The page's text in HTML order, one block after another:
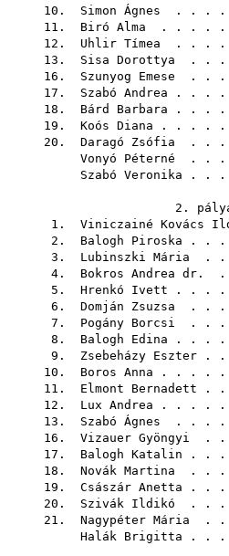
10. Simon Ágnes . . . . .
11. Biró Alma . . . .
12. Uhlir Tímea . . .
13. Sisa Dorottya . .
16. Szunyog Emese . . . .
17. Szabó Andrea . . .
18. Bárd Barbara . . .
19. Koós Diana . . . .
20. Daragó Zsófia . . . .
Vonyó Péterné . . .
Szabó Veronika . .
2.
1. Viniczainé Kovács
2. Balogh Piroska . .
3. Lubinszki Mária . .
4. Bokros Andrea dr. .
5. Hrenkó Ivett . . . .
6. Domján Zsuzsa . . . .
7. Pogány Borcsi . . . .
8. Balogh Edina . . . . .
9. Zsebeházy Eszter . .
10. Boros Anna . . . .
11. Elmont Bernadett . .
12. Lux Andrea . . . .
13. Szabó Ágnes . . . . .
16. Vizauer Gyöngyi . . .
17. Balogh Katalin . . .
18. Novák Martina . . . .
19. Császár Anetta . .
20. Szivák Ildikó . .
21. Nagypéter Mária . .
Halák Brigitta . .